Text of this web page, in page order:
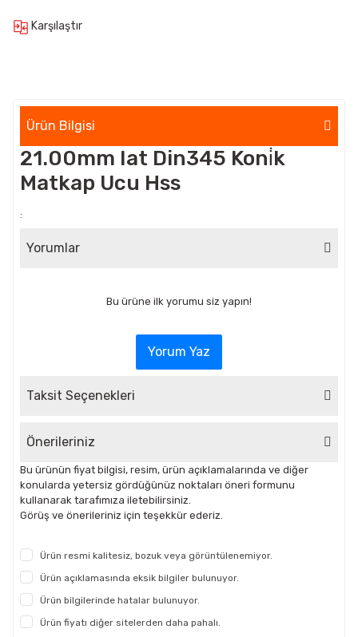
Karşılaştır
Ürün Bilgisi
21.00mm Iat Din345 Koni̇k
Matkap Ucu Hss
:
Yorumlar
Bu ürüne ilk yorumu siz yapın!
Yorum Yaz
Taksit Seçenekleri
Önerileriniz
Bu ürünün fiyat bilgisi, resim, ürün açıklamalarında ve diğer
konularda yetersiz gördüğünüz noktaları öneri formunu
kullanarak tarafımıza iletebilirsiniz.
Görüş ve önerileriniz için teşekkür ederiz.
Ürün resmi kalitesiz, bozuk veya görüntülenemiyor.
Ürün açıklamasında eksik bilgiler bulunuyor.
Ürün bilgilerinde hatalar bulunuyor.
Ürün fiyatı diğer sitelerden daha pahalı.